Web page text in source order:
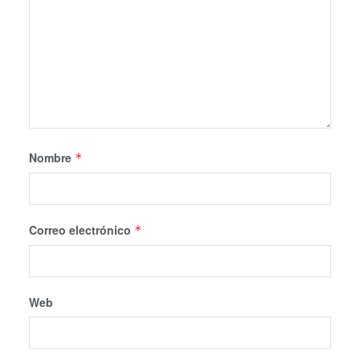
Nombre *
Correo electrónico *
Web